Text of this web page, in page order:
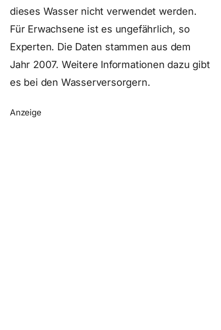
dieses Wasser nicht verwendet werden.
Für Erwachsene ist es ungefährlich, so
Experten. Die Daten stammen aus dem
Jahr 2007. Weitere Informationen dazu gibt
es bei den Wasserversorgern.
Anzeige